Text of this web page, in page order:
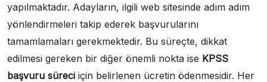
yapılmaktadır. Adayların, ilgili web sitesinde adım adım
yönlendirmeleri takip ederek başvurularını
tamamlamaları gerekmektedir. Bu süreçte, dikkat
edilmesi gereken bir diğer önemli nokta ise KPSS
başvuru süreci için belirlenen ücretin ödenmesidir. Her